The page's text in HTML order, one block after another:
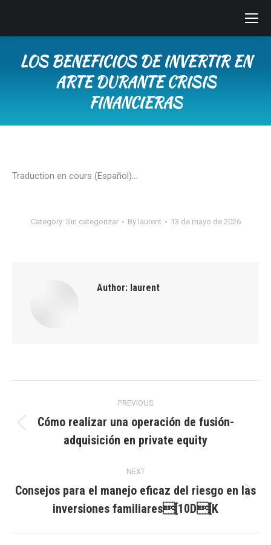
LOS BENEFICIOS DE INVERTIR EN
ARTE DURANTE CRISIS
FINANCIERAS
Traduction en cours (Español)…
Category: Sin categorizar By laurent 13 de mayo de 2026
Author: laurent
navigation
PREVIOUS
Previous
post:
Cómo realizar una operación de fusión-
adquisición en private equity
NEXT
post:
Consejos para el manejo eficaz del riesgo en las
inversiones familiares[10D[K